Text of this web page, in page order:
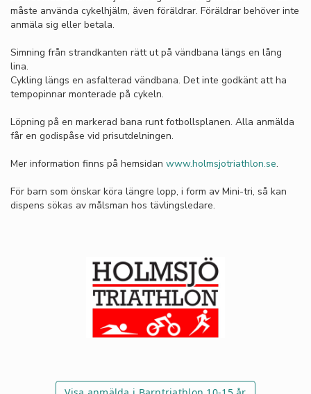
måste använda cykelhjälm, även föräldrar. Föräldrar behöver inte
anmäla sig eller betala.
Simning från strandkanten rätt ut på vändbana längs en lång
lina.
Cykling längs en asfalterad vändbana. Det inte godkänt att ha
tempopinnar monterade på cykeln.
Löpning på en markerad bana runt fotbollsplanen. Alla anmälda
får en godispåse vid prisutdelningen.
Mer information finns på hemsidan www.holmsjotriathlon.se.
För barn som önskar köra längre lopp, i form av Mini-tri, så kan
dispens sökas av målsman hos tävlingsledare.